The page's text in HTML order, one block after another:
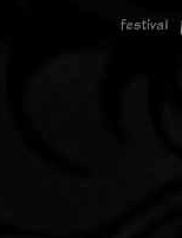
festival